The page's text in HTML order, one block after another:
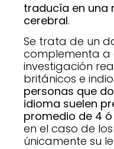
traducía en una
cerebral.
Se trata de un
complementa a
investigación
británicos e
personas que
idioma suelen
promedio de 4
en el caso de
únicamente su